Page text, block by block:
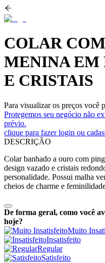
COLAR
MENINA
E CRISTAIS
Para visualizar os preços você
Protegemos seu negócio não
prévio.
clique para fazer login ou
DESCRIÇÃO
Colar banhado a ouro com
design vazado e cristais
personalidade. Possui malha
cheios de charme e
De forma geral, como você
hoje?
Muito
Insatisfeito
Regular
Satisfeito